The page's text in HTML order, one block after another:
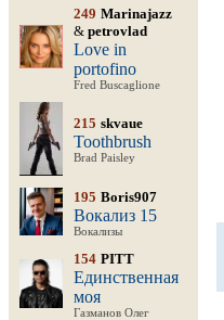
249 Marinajazz
& petrovlad
Love in
portofino
Fred Buscaglione
215 skvaue
Toothbrush
Brad Paisley
195 Boris907
Вокализ 15
Вокализы
154 PITT
Единственная
моя
Газманов Олег